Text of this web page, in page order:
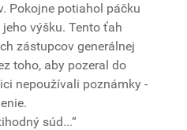
Pokojne potiahol páčku
výšku. Tento ťah
zástupcov generálnej
toho, aby pozeral do
nepoužívali poznámky -
súd...“